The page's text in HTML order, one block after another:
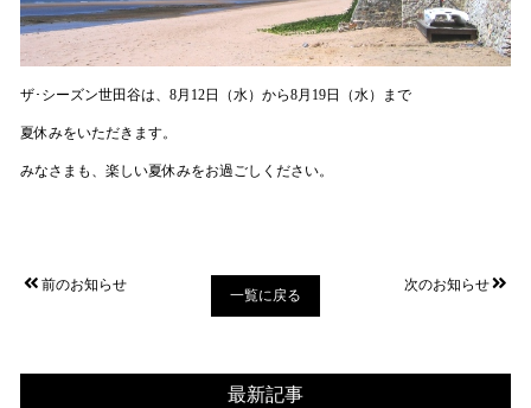
ザ･シーズン世田谷は、8月12日（水）から8月19日（水）まで
夏休みをいただきます。
みなさまも、楽しい夏休みをお過ごしください。
前のお知らせ
一覧に戻る
次のお知らせ
最新記事